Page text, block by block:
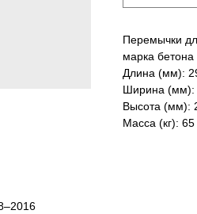
Перемычки
марка бетона
Длина (мм):
Ширина (мм):
Высота (мм):
Масса (кг): 65